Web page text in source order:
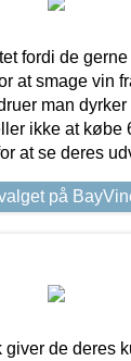
fordi de
at smage vin
man
ikke at købe
at se deres
på
de deres